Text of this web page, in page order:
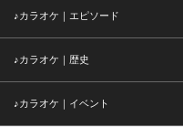
♪カラオケ｜エピソード
♪カラオケ｜歴史
♪カラオケ｜イベント